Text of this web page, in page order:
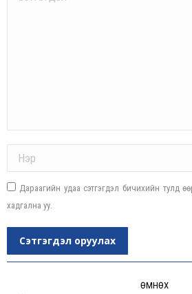
Дараагийн удаа сэтгэгдэл бичихийн тулд
хадгална уу.
Сэтгэгдэл оруулах
ӨМНӨХ